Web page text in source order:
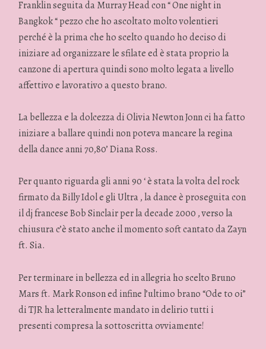
Franklin seguita da Murray Head con “ One night in
Bangkok “ pezzo che ho ascoltato molto volentieri
perché è la prima che ho scelto quando ho deciso di
iniziare ad organizzare le sfilate ed è stata proprio la
canzone di apertura quindi sono molto legata a livello
affettivo e lavorativo a questo brano.
La bellezza e la dolcezza di Olivia Newton Jonn ci ha fatto
iniziare a ballare quindi non poteva mancare la regina
della dance anni 70,80’ Diana Ross.
Per quanto riguarda gli anni 90 ‘ è stata la volta del rock
firmato da Billy Idol e gli Ultra , la dance è proseguita con
il dj francese Bob Sinclair per la decade 2000 , verso la
chiusura c’è stato anche il momento soft cantato da Zayn
ft. Sia.
Per terminare in bellezza ed in allegria ho scelto Bruno
Mars ft. Mark Ronson ed infine l’ultimo brano “Ode to oi”
di TJR ha letteralmente mandato in delirio tutti i
presenti compresa la sottoscritta ovviamente!